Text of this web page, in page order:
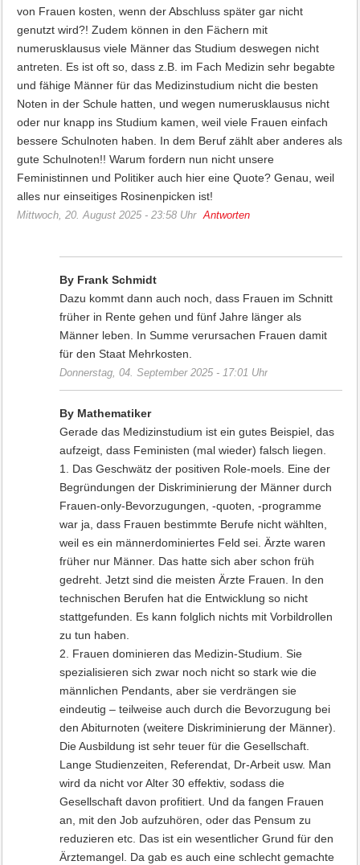
von Frauen kosten, wenn der Abschluss später gar nicht
genutzt wird?! Zudem können in den Fächern mit
numerusklausus viele Männer das Studium deswegen nicht
antreten. Es ist oft so, dass z.B. im Fach Medizin sehr begabte
und fähige Männer für das Medizinstudium nicht die besten
Noten in der Schule hatten, und wegen numerusklausus nicht
oder nur knapp ins Studium kamen, weil viele Frauen einfach
bessere Schulnoten haben. In dem Beruf zählt aber anderes als
gute Schulnoten!! Warum fordern nun nicht unsere
Feministinnen und Politiker auch hier eine Quote? Genau, weil
alles nur einseitiges Rosinenpicken ist!
Mittwoch, 20. August 2025 - 23:58 Uhr Antworten
By Frank Schmidt
Dazu kommt dann auch noch, dass Frauen im Schnitt
früher in Rente gehen und fünf Jahre länger als
Männer leben. In Summe verursachen Frauen damit
für den Staat Mehrkosten.
Donnerstag, 04. September 2025 - 17:01 Uhr
By Mathematiker
Gerade das Medizinstudium ist ein gutes Beispiel, das
aufzeigt, dass Feministen (mal wieder) falsch liegen.
1. Das Geschwätz der positiven Role-moels. Eine der
Begründungen der Diskriminierung der Männer durch
Frauen-only-Bevorzugungen, -quoten, -programme
war ja, dass Frauen bestimmte Berufe nicht wählten,
weil es ein männerdominiertes Feld sei. Ärzte waren
früher nur Männer. Das hatte sich aber schon früh
gedreht. Jetzt sind die meisten Ärzte Frauen. In den
technischen Berufen hat die Entwicklung so nicht
stattgefunden. Es kann folglich nichts mit Vorbildrollen
zu tun haben.
2. Frauen dominieren das Medizin-Studium. Sie
spezialisieren sich zwar noch nicht so stark wie die
männlichen Pendants, aber sie verdrängen sie
eindeutig – teilweise auch durch die Bevorzugung bei
den Abiturnoten (weitere Diskriminierung der Männer).
Die Ausbildung ist sehr teuer für die Gesellschaft.
Lange Studienzeiten, Referendat, Dr-Arbeit usw. Man
wird da nicht vor Alter 30 effektiv, sodass die
Gesellschaft davon profitiert. Und da fangen Frauen
an, mit den Job aufzuhören, oder das Pensum zu
reduzieren etc. Das ist ein wesentlicher Grund für den
Ärztemangel. Da gab es auch eine schlecht gemachte